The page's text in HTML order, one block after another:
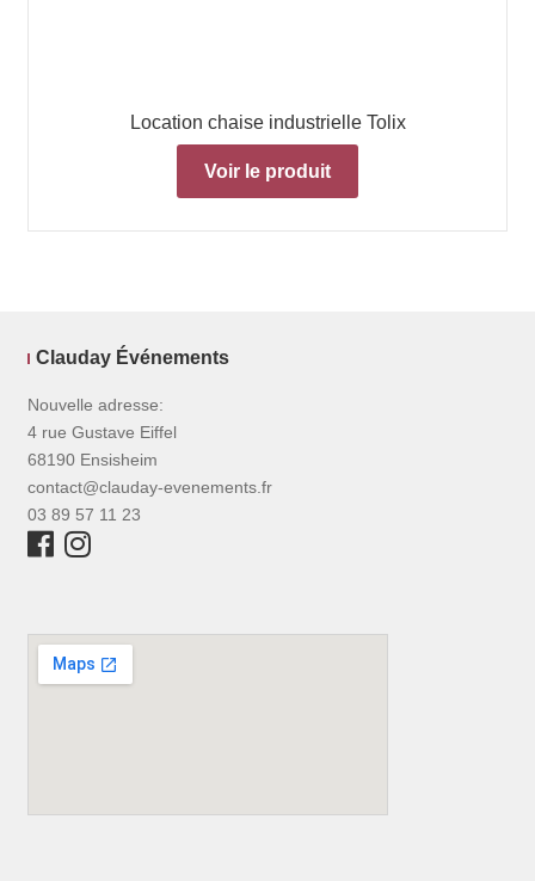
Location chaise industrielle Tolix
Voir le produit
Clauday Événements
Nouvelle adresse:
4 rue Gustave Eiffel
68190 Ensisheim
contact@clauday-evenements.fr
03 89 57 11 23